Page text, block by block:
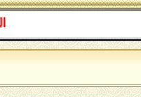
اللهم